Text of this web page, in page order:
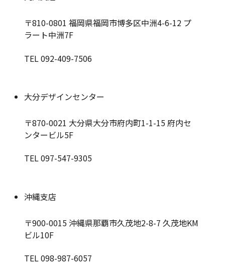
〒810-0801 福岡県福岡市博多区中洲4-6-12 プ
ラート中洲7F
TEL 092-409-7506
大分デザインセンター
〒870-0021 大分県大分市府内町1-1-15 府内セ
ンタービル5F
TEL 097-547-9305
沖縄支店
〒900-0015 沖縄県那覇市久茂地2-8-7 久茂地KM
ビル10F
TEL 098-987-6057